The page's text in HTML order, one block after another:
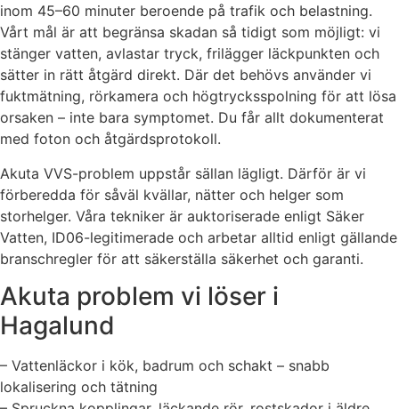
inom 45–60 minuter beroende på trafik och belastning.
Vårt mål är att begränsa skadan så tidigt som möjligt: vi
stänger vatten, avlastar tryck, frilägger läckpunkten och
sätter in rätt åtgärd direkt. Där det behövs använder vi
fuktmätning, rörkamera och högtrycksspolning för att lösa
orsaken – inte bara symptomet. Du får allt dokumenterat
med foton och åtgärdsprotokoll.
Akuta VVS-problem uppstår sällan lägligt. Därför är vi
förberedda för såväl kvällar, nätter och helger som
storhelger. Våra tekniker är auktoriserade enligt Säker
Vatten, ID06-legitimerade och arbetar alltid enligt gällande
branschregler för att säkerställa säkerhet och garanti.
Akuta problem vi löser i
Hagalund
– Vattenläckor i kök, badrum och schakt – snabb
lokalisering och tätning